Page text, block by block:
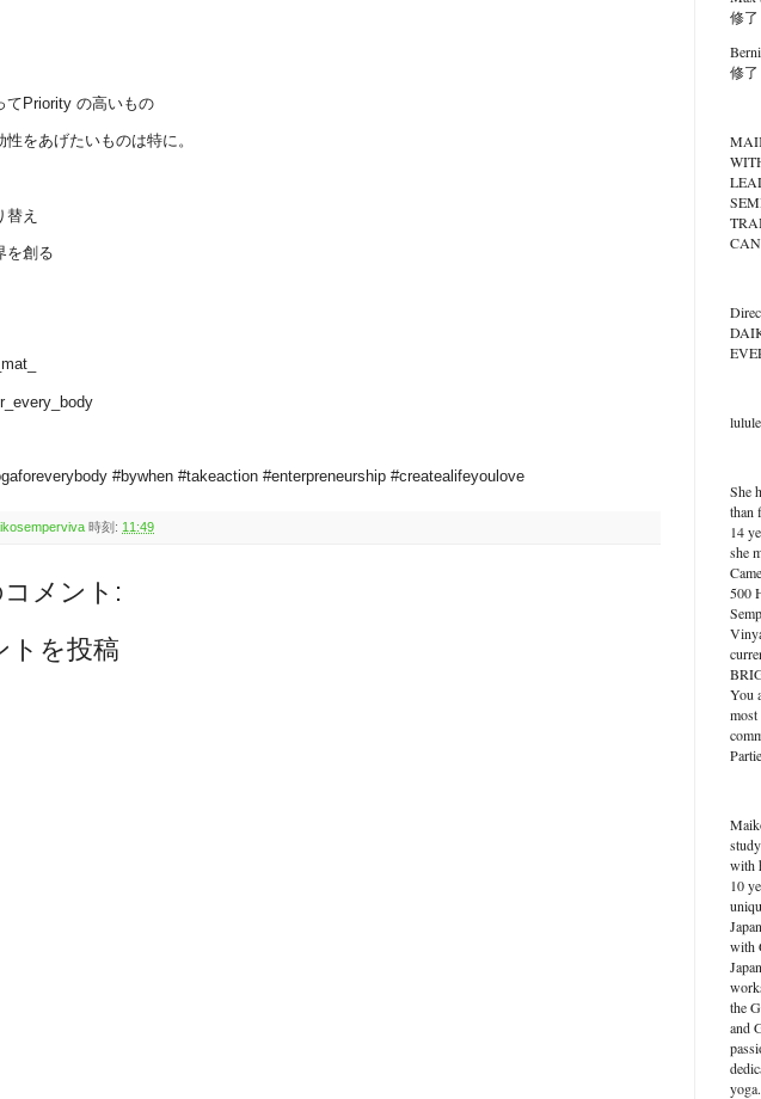
てPriority の高いもの
性をあげたいものは特に。
替え
を創る
#bywhen #takeaction #enterpreneurship #createalifeyoulove
時刻: 11:49
メント:
トを投稿
修了
修了
She
than
14
she
500
You
most
with
10
with
the
and
yoga.